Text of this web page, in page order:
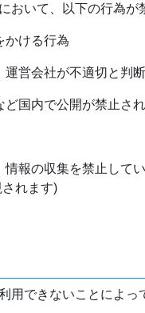
おいて、以下の行為が
かける行為
営会社が不適切と判
国内で公開が禁止さ
報の収集を禁止して
れます)
用できないことによ